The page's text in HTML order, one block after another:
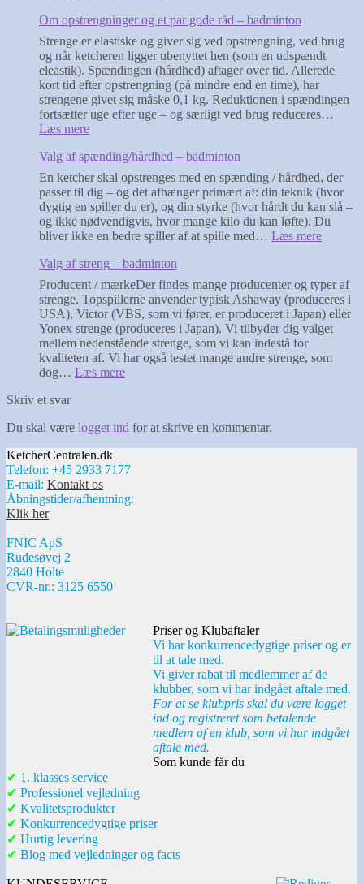
længe
holder
en
opstrengning?
–
badminton
Om opstrengninger og et par gode råd – badminton
Strenge er elastiske og giver sig ved opstrengning, ved brug
og når ketcheren ligger ubenyttet hen (som en udspændt
eleastik). Spændingen (hårdhed) aftager over tid. Allerede
kort tid efter opstrengning (på mindre end en time), har
strengene givet sig måske 0,1 kg. Reduktionen i spændingen
fortsætter uge efter uge – og særligt ved brug reduceres…
Læs mere:
opstrengninger
et
par
gode
råd
–
badminton
Valg af spænding/hårdhed – badminton
En ketcher skal opstrenges med en spænding / hårdhed, der
passer til dig – og det afhænger primært af: din teknik (hvor
dygtig en spiller du er), og din styrke (hvor hårdt du kan slå –
og ikke nødvendigvis, hvor mange kilo du kan løfte). Du
bliver ikke en bedre spiller af at spille med… Læs mere:
–
Valg af streng – badminton
Producent / mærkeDer findes mange producenter og typer af
strenge. Topspillerne anvender typisk Ashaway (produceres i
USA), Victor (VBS, som vi fører, er produceret i Japan) eller
Yonex strenge (produceres i Japan). Vi tilbyder dig valget
mellem nedenstående strenge, som vi kan indestå for
kvaliteten af. Vi har også testet mange andre strenge, som
dog… Læs mere:
–
Skriv et svar
Du skal være logget ind for at skrive en kommentar.
KetcherCentralen.dk
Telefon: +45 2933 7177
E-mail: Kontakt os
Åbningstider/afhentning:
Klik her
FNIC ApS
Rudesøvej 2
2840 Holte
CVR-nr.: 3125 6550
Priser og Klubaftaler
Vi har konkurrencedygtige priser og er
til at tale med.
Vi giver rabat til medlemmer af de
klubber, som vi har indgået aftale med.
For at se klubpris skal du være logget
ind og registreret som betalende
medlem af en klub, som vi har indgået
aftale med.
Som kunde får du
✔ 1. klasses service
✔ Professionel vejledning
✔ Kvalitetsprodukter
✔ Konkurrencedygtige priser
✔ Hurtig levering
✔ Blog med vejledninger og facts